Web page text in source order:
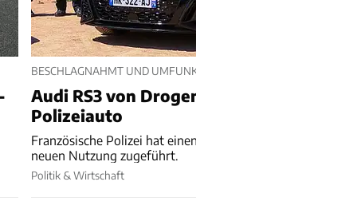
BESCHLAGNAHMT UND UMFUNKTIONIERT
Audi RS3 von Drogendealer wird
Polizeiauto
Französische Polizei hat einen beschlagnahmten Wagen
neuen Nutzung zugeführt.
Politik & Wirtschaft